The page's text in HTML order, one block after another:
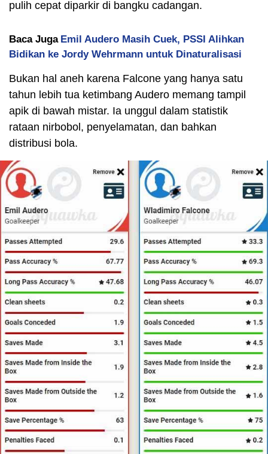
pulih cepat diparkir di bangku cadangan.
Baca Juga Emil Audero Masih Cuek, PSSI Alihkan
Bidikan ke Jordy Wehrmann untuk Dinaturalisasi
Bukan hal aneh karena Falcone yang hanya satu
tahun lebih tua ketimbang Audero memang tampil
apik di bawah mistar. Ia unggul dalam statistik
rataan nirbobol, penyelamatan, dan bahkan
distribusi bola.